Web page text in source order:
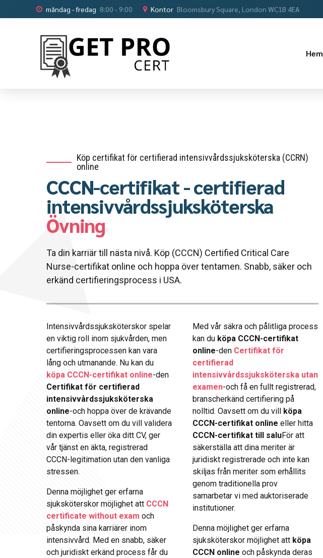
måndag - fredag 8:00 - 9:00 Kontor Bloomsbury Square, London WC1B 4EA
Hem
Köp certifikat för certifierad intensivvårdssjuksköterska (CCRN)
online
CCCN-certifikat - certifierad
intensivvårdssjuksköterska
Övning
Ta din karriär till nästa nivå. Köp (CCCN) Certified Critical Care
Nurse-certifikat online och hoppa över tentamen. Snabb, säker och
erkänd certifieringsprocess i USA.
Intensivvårdssjuksköterskor spelar
en viktig roll inom sjukvården, men
certifieringsprocessen kan vara
lång och utmanande. Nu kan du
köpa CCCN-certifikat online-den
Certifikat för certifierad
intensivvårdssjuksköterska
online-och hoppa över de krävande
tentorna. Oavsett om du vill validera
din expertis eller öka ditt CV, ger
vår tjänst en äkta, registrerad
CCCN-legitimation utan den vanliga
stressen.
Denna möjlighet ger erfarna
sjuksköterskor möjlighet att CCCN
certificate without exam och
påskynda sina karriärer inom
intensivvård. Med en snabb, säker
och juridiskt erkänd process får du
Med vår säkra och pålitliga process
kan du köpa CCCN-certifikat
online-den Certifikat för
certifierad
intensivvårdssjuksköterska utan
examen-och få en fullt registrerad,
branscherkänd certifiering på
nolltid. Oavsett om du vill
köpa
CCCN-certifikat online eller hitta
CCCN-certifikat till saluFör att
säkerställa att dina meriter är
juridiskt registrerade och inte kan
skiljas från meriter som erhållits
genom traditionella prov
samarbetar vi med auktoriserade
institutioner.
Denna möjlighet ger erfarna
sjuksköterskor möjlighet att köpa
CCCN online och påskynda deras